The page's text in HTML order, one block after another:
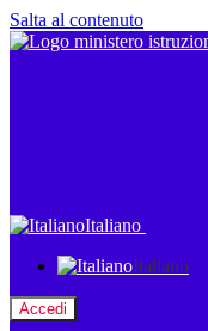
Salta al contenuto
Italiano
Italiano
Accedi